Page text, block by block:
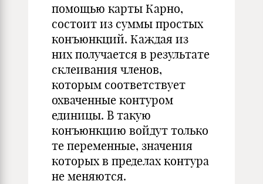
помощью карты Карно,
состоит из суммы простых
конъюнкций. Каждая из
них получается в результате
склеивания членов,
которым соответствует
охваченные контуром
единицы. В такую
конъюнкцию войдут только
те переменные, значения
которых в пределах контура
не меняются.